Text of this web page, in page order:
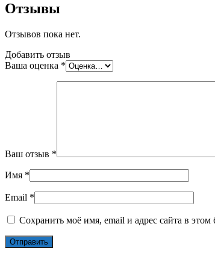
Отзывы
Отзывов пока нет.
Добавить отзыв
Ваша оценка *
Ваш отзыв *
Имя *
Email *
Сохранить моё имя, email и адрес сайта в